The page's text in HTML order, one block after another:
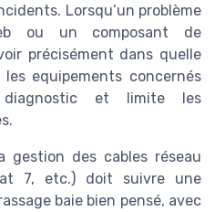
Lorsqu’un problème
ou un composant de
précisément dans quelle
equipements concernés
et limite les
gestion des cables réseau
7, etc.) doit suivre une
baie bien pensé, avec